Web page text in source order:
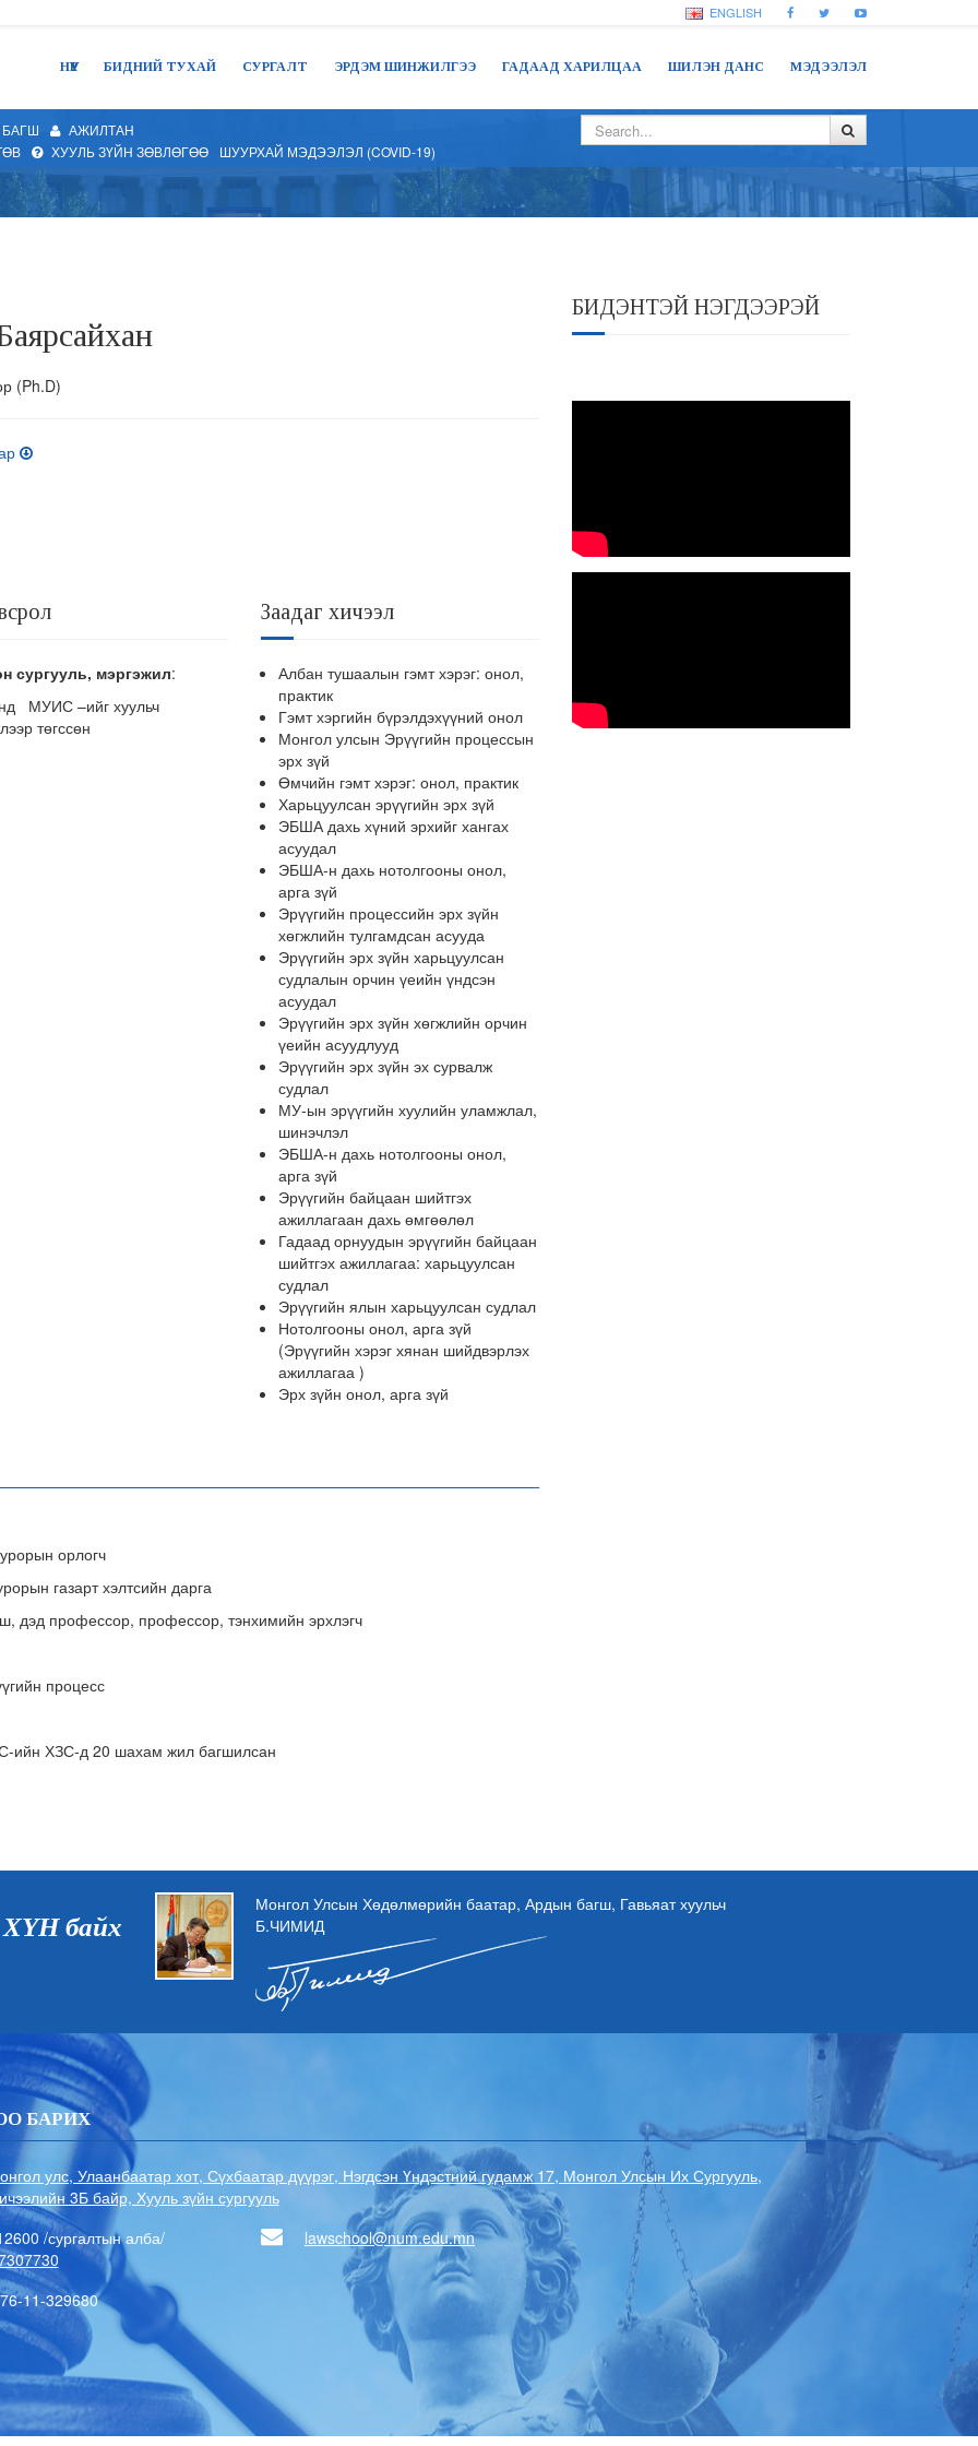
ENGLISH
НҮҮР БИДНИЙ ТУХАЙ СУРГАЛТ ЭРДЭМ ШИНЖИЛГЭЭ ГАДААД ХАРИЛЦАА ШИЛЭН ДАНС МЭДЭЭЛЭЛ
БАГШ
АЖИЛТАН
ХУУЛЬ ЗҮЙН ЗӨВЛӨГӨӨ ШУУРХАЙ МЭДЭЭЛЭЛ (COVID-19)
(Ph.D)
сургууль, мэргэжил:
МУИС –ийг хуульч
төгссөн
Заадаг хичээл
Албан тушаалын гэмт хэрэг: онол,
практик
Гэмт хэргийн бүрэлдэхүүний онол
Монгол улсын Эрүүгийн процессын
эрх зүй
Өмчийн гэмт хэрэг: онол, практик
Харьцуулсан эрүүгийн эрх зүй
ЭБША дахь хүний эрхийг хангах
асуудал
ЭБША-н дахь нотолгооны онол,
арга зүй
Эрүүгийн процессийн эрх зүйн
хөгжлийн тулгамдсан асууда
Эрүүгийн эрх зүйн харьцуулсан
судлалын орчин үеийн үндсэн
асуудал
Эрүүгийн эрх зүйн хөгжлийн орчин
үеийн асуудлууд
Эрүүгийн эрх зүйн эх сурвалж
судлал
МУ-ын эрүүгийн хуулийн уламжлал,
шинэчлэл
ЭБША-н дахь нотолгооны онол,
арга зүй
Эрүүгийн байцаан шийтгэх
ажиллагаан дахь өмгөөлөл
Гадаад орнуудын эрүүгийн байцаан
шийтгэх ажиллагаа: харьцуулсан
судлал
Эрүүгийн ялын харьцуулсан судлал
Нотолгооны онол, арга зүй
(Эрүүгийн хэрэг хянан шийдвэрлэх
ажиллагаа )
Эрх зүйн онол, арга зүй
орлогч
хэлтсийн дарга
профессор, тэнхимийн эрхлэгч
процесс
ийн ХЗС-д 20 шахам жил багшилсан
БИДЭНТЭЙ НЭГДЭЭРЭЙ
ХҮН байх
Монгол Улсын Хөдөлмөрийн баатар, Ардын багш, Гавьяат хуульч
Б.ЧИМИД
БАРИХ
улс, Улаанбаатар хот, Сүхбаатар дүүрэг, Нэгдсэн Үндэстний гудамж 17, Монгол Улсын Их Сургууль,
3Б байр, Хууль зүйн сургууль
/сургалтын алба/
lawschool@num.edu.mn
11-329680